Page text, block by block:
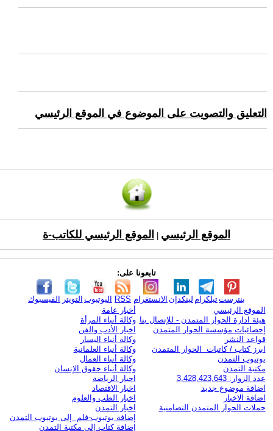
التعليق والتصويت على الموضوع في الموقع الرئيسي
الموقع الرئيسي الموقع الرئيسي للكاتب-ة
تابعونا على:
الفيسبوك التويتر اليوتيوب RSS الانستغرام لينكدإن تيلكرامبنترست
الموقع الرئيسي
هيئة ادارة الحوار المتمدن - للإتصال بنا
إحصائيات مؤسسة الحوار المتمدن
قواعد النشر
ابرز كتاب / كاتبات الحوار المتمدن
يوتيوب التمدن
مكتبة التمدن
عدد الزوار: 3,428,423,643
اضافة موضوع جديد
اضافة الاخبار
حملات الحوار المتمدن التضامنية
أخبار عامة
وكالة أنباء المرأة
اخبار الأدب والفن
وكالة أنباء اليسار
وكالة أنباء العلمانية
وكالة أنباء العمال
وكالة أنباء حقوق الإنسان
اخبار الرياضة
اخبار الاقتصاد
اخبار الطب والعلوم
اخبار التمدن
إضافة يوتيوب-فلم إلى يوتيوب التمدن
إضافة كتاب إلى مكتبة التمدن